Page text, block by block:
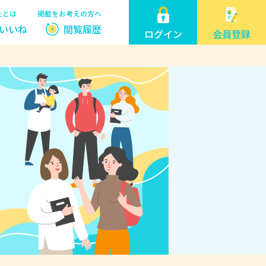
とは 掲載をお考えの方へ
いね 閲覧履歴 ログイン 会員登録